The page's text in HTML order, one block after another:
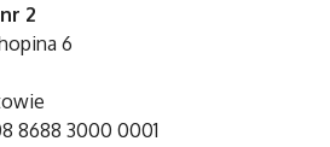
2
6
8688 3000 0001